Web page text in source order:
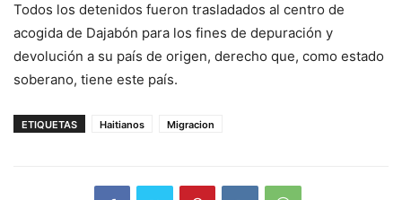
Todos los detenidos fueron trasladados al centro de
acogida de Dajabón para los fines de depuración y
devolución a su país de origen, derecho que, como estado
soberano, tiene este país.
ETIQUETAS Haitianos Migracion